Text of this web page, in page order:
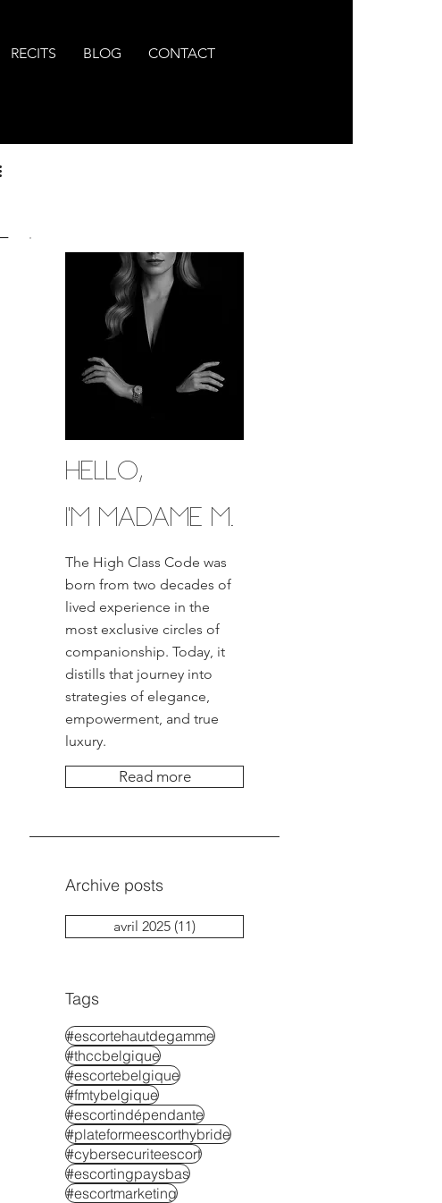
RECITS BLOG CONTACT
Hello,
I'm MADAME M.
The High Class Code was
born from two decades of
lived experience in the
most exclusive circles of
companionship. Today, it
distills that journey into
strategies of elegance,
empowerment, and true
luxury.
Read more
Archive posts
avril 2025 (11)
Tags
#escortehautdegamme
#thccbelgique
#escortebelgique
#fmtybelgique
#escortindépendante
#plateformeescorthybride
#cybersecuriteescort
#escortingpaysbas
#escortmarketing